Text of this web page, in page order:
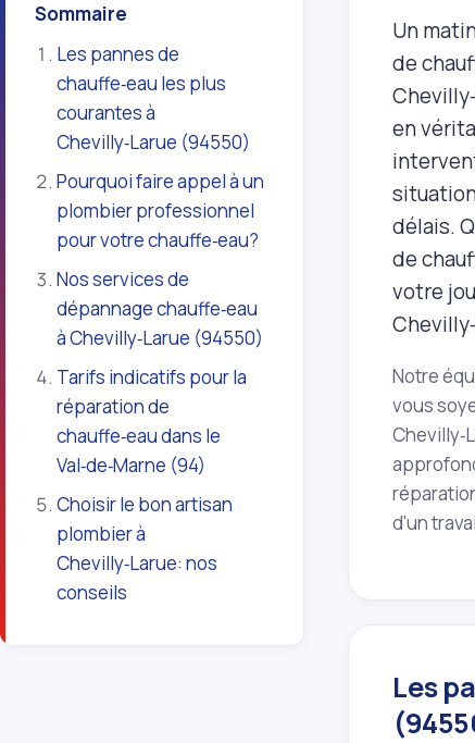
Sommaire
Les pannes de
chauffe‑eau les plus
courantes à
Chevilly‑Larue (94550)
Pourquoi faire appel à un
plombier professionnel
pour votre chauffe‑eau?
Nos services de
dépannage chauffe‑eau
à Chevilly‑Larue (94550)
Tarifs indicatifs pour la
réparation de
chauffe‑eau dans le
Val‑de‑Marne (94)
Choisir le bon artisan
plombier à
Chevilly‑Larue: nos
conseils
Un
de
en
délais.
de
votre
Notre
vous
d'un
Les